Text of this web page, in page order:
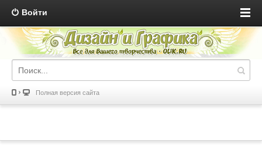
Войти
Полная версия сайта